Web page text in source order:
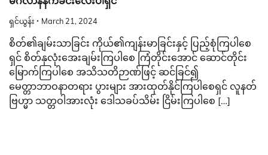
ရှင်ယွန်း March 21, 2024
စိတ်၏ချမ်းသာခြင်း ကိုယ်၏ကျန်းမာခြင်းနှင့် ပြည့်စုံကြပါစေ
ရှင် စိတ်နှလုံးအေးချမ်းကြပါစေ ကြံတိုင်းအောင် ဆောင်တိုင်း
မြောက်ကြပါစေ အသိသတိဉာဏ်ဖြင့် ဆင်ခြင်၍
မေတ္တာဘာဝနာတရား ပွားများ အားထုတ်နိုင်ကြပါစေရှင် လူနတ်
ဗြဟ္မာ သတ္တဝါအားလုံး ဒေါသခပ်သိမ်း ငြိမ်းကြပါစေ […]